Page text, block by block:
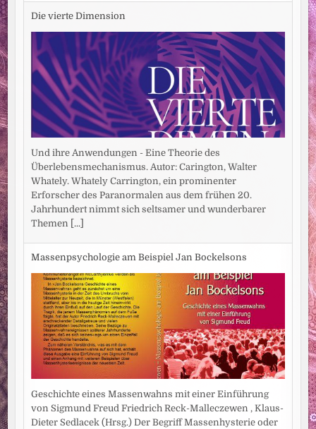
Die vierte Dimension
Und ihre Anwendungen - Eine Theorie des
Überlebensmechanismus. Autor: Carington, Walter
Whately. Whately Carrington, ein prominenter
Erforscher des Paranormalen aus dem frühen 20.
Jahrhundert nimmt sich seltsamer und wunderbarer
Themen [...]
Massenpsychologie am Beispiel Jan Bockelsons
Geschichte eines Massenwahns mit einer Einführung
von Sigmund Freud Friedrich Reck-Malleczewen , Klaus-
Dieter Sedlacek (Hrsg.) Der Begriff Massenhysterie oder